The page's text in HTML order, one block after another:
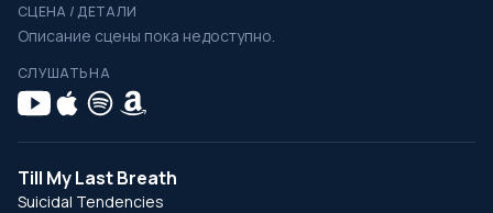
СЦЕНА / ДЕТАЛИ
Описание сцены пока недоступно.
СЛУШАТЬ НА
Till My Last Breath
Suicidal Tendencies